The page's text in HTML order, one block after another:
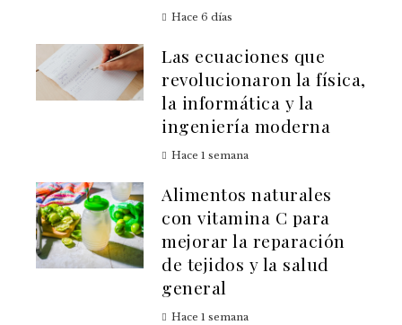
Hace 6 días
Las ecuaciones que
revolucionaron la física,
la informática y la
ingeniería moderna
Hace 1 semana
Alimentos naturales
con vitamina C para
mejorar la reparación
de tejidos y la salud
general
Hace 1 semana